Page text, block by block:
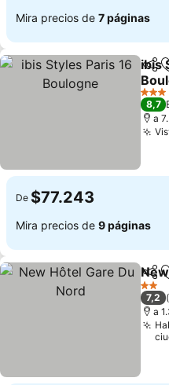
Mira precios de 7 páginas
ibis
3
8,7
a
De $77.243
Mira precios de 9 páginas
2
7,2
a